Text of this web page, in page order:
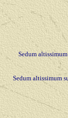
Sedum
Sedum altissimum